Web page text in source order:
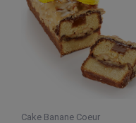
Cake Banane Coeur